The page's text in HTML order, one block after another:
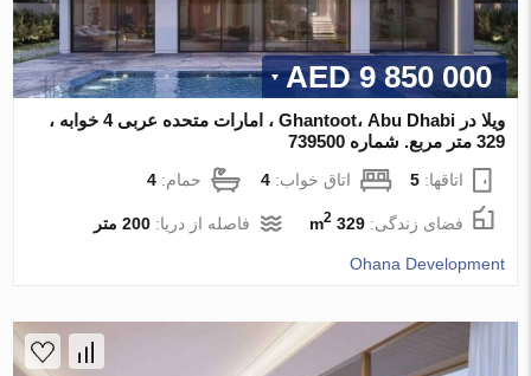
9 850 000 AED
ویلا در Ghantoot، Abu Dhabi ، امارات متحده عربی 4 خوابه ،
329 متر مربع. شماره 739500
اتاقها:5 اتاق خواب:4 حمام:4
فضای زندگی:329 m
2 فاصله از دریا:200 متر
Ohana Development